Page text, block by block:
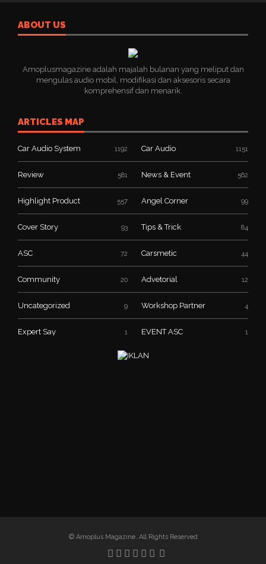
ABOUT US
Amoplusmagazine adalah majalah bulanan yang meliput dan
mengulas audio mobil, modifikasi dan aksesoris secara
komprehensif dan menarik.
ARTICLES MAP
Car Audio System 1192 Car Audio 1151
Review 581 News & Event 562
Highlight Product 557 Angel Corner 99
Cover Story 93 Tips & Trick 84
ASC 72 Carsmetic 44
Community 20 Advetorial 12
Uncategorized 9 Workshop Partner 4
Expert Say 1 EVENT ASC 1
© Amoplus Magazine. All Rights Reserved